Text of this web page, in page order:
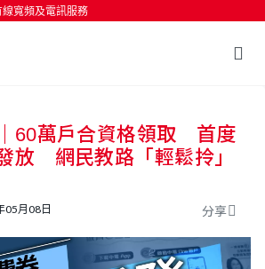
線寬頻及電訊服務
按輸入鍵開始搜尋
60萬戶合資格領取 首度
放 網民教路「輕鬆拎」
05月08日 分享